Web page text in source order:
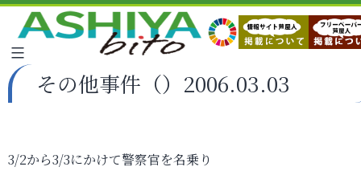
その他事件（）2006.03.03
3/2から3/3にかけて警察官を名乗り